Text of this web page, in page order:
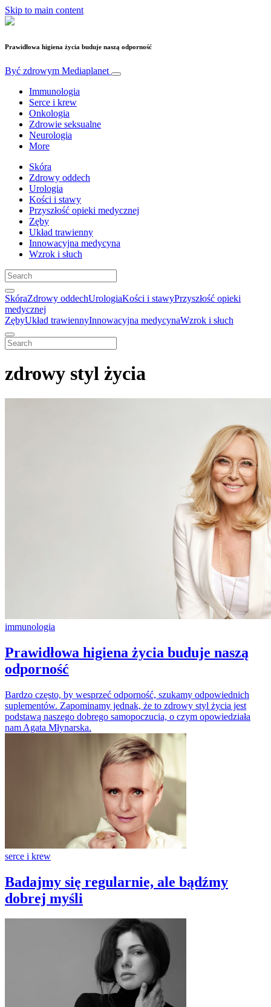
Skip to main content
Prawidłowa higiena życia buduje naszą odporność
Być zdrowym Mediaplanet
Immunologia
Serce i krew
Onkologia
Zdrowie seksualne
Neurologia
More
Skóra
Zdrowy oddech
Urologia
Kości i stawy
Przyszłość opieki medycznej
Zęby
Układ trawienny
Innowacyjna medycyna
Wzrok i słuch
SkóraZdrowy oddechUrologiaKości i stawyPrzyszłość opieki
medycznej
ZębyUkład trawiennyInnowacyjna medycynaWzrok i słuch
zdrowy styl życia
immunologia
Prawidłowa higiena życia buduje naszą
odporność
Bardzo często, by wesprzeć odporność, szukamy odpowiednich
suplementów. Zapominamy jednak, że to zdrowy styl życia jest
podstawą naszego dobrego samopoczucia, o czym opowiedziała
nam Agata Młynarska.
serce i krew
Badajmy się regularnie, ale bądźmy
dobrej myśli